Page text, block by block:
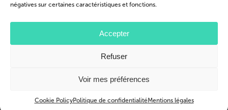
négatives sur certaines caractéristiques et fonctions.
Accepter
Refuser
Voir mes préférences
Cookie PolicyPolitique de confidentialitéMentions légales
déposées aux États-Unis et dans d'autres pays et régions.